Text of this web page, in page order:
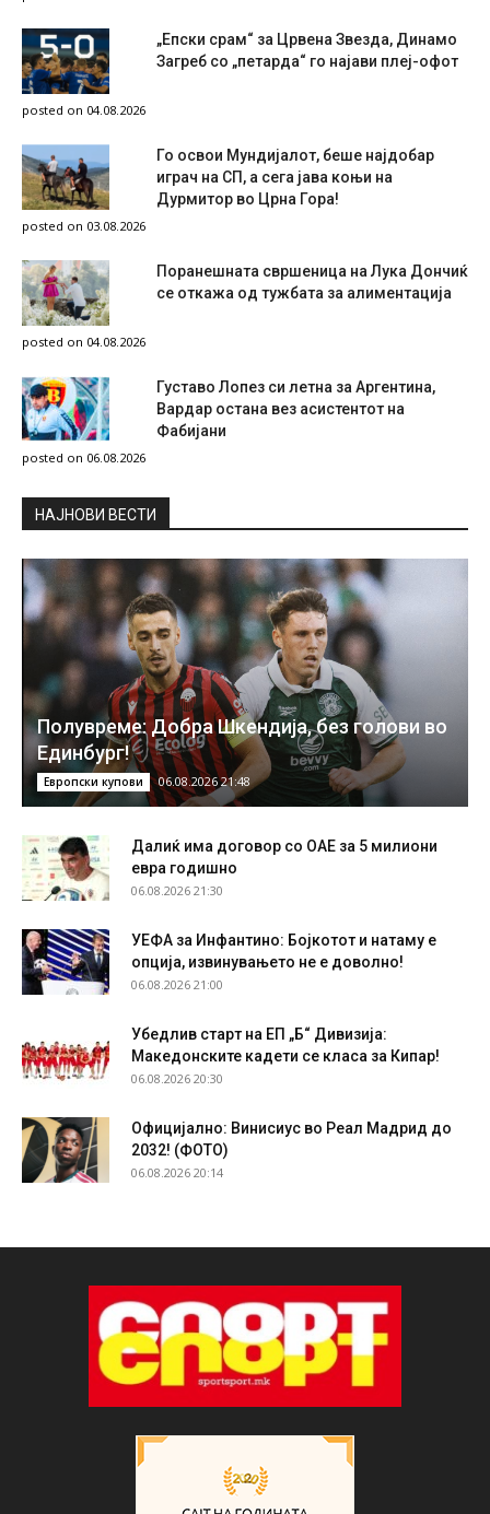
„Епски срам“ за Црвена Звезда, Динамо
Загреб со „петарда“ го најави плеј-офот
posted on 04.08.2026
Го освои Мундијалот, беше најдобар
играч на СП, а сега јава коњи на
Дурмитор во Црна Гора!
posted on 03.08.2026
Поранешната свршеница на Лука Дончиќ
се откажа од тужбата за алиментација
posted on 04.08.2026
Густаво Лопез си летна за Аргентина,
Вардар остана вез асистентот на
Фабијани
posted on 06.08.2026
НAЈНОВИ ВЕСТИ
Полувреме: Добра Шкендија, без голови во
Единбург!
Европски купови 06.08.2026 21:48
Далиќ има договор со ОАЕ за 5 милиони
евра годишно
06.08.2026 21:30
УЕФА за Инфантино: Бојкотот и натаму е
опција, извинувањето не е доволно!
06.08.2026 21:00
Убедлив старт на ЕП „Б“ Дивизија:
Македонските кадети се класа за Кипар!
06.08.2026 20:30
Официјално: Винисиус во Реал Мадрид до
2032! (ФОТО)
06.08.2026 20:14